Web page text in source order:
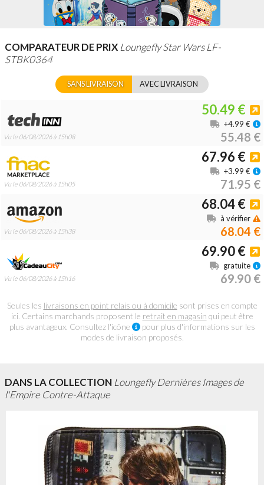
COMPARATEUR DE PRIX Loungefly Star Wars LF-
STBK0364
SANS LIVRAISON AVEC LIVRAISON
Vu le 06/08/2026 à 15h08
50.49 €
55.48 €
+4.99 €
Vu le 06/08/2026 à 15h05
67.96 €
71.95 €
+3.99 €
Vu le 06/08/2026 à 15h38
68.04 €
68.04 €
à vérifier
Vu le 06/08/2026 à 15h16
69.90 €
69.90 €
gratuite
Seules les livraisons en point relais ou à domicile sont prises en compte
ici. Certains marchands proposent le retrait en magasin qui peut être
plus avantageux. Consultez l'icône
pour plus d'informations sur les
modes de livraison proposés.
DANS LA COLLECTION Loungefly Dernières Images de
l'Empire Contre-Attaque